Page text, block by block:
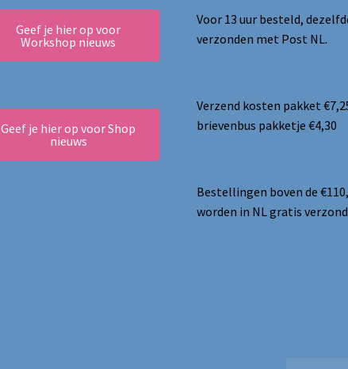
Geef je hier op voor
Workshop nieuws
Geef je hier op voor Shop
nieuws
Voor 13 uur besteld,
verzonden met Post NL.
Verzend kosten pakket
brievenbus pakketje €4,30
Bestellingen boven de
worden in NL gratis